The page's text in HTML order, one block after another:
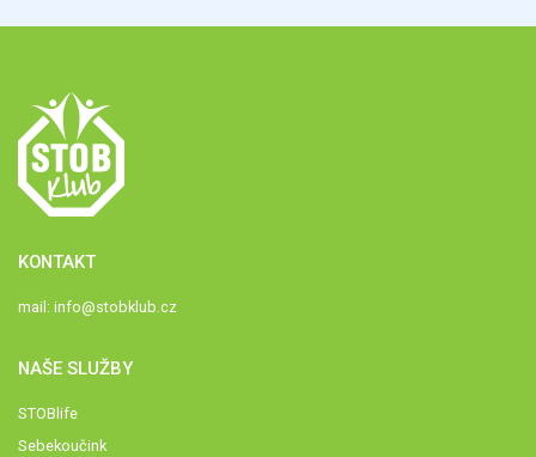
KONTAKT
mail: info@stobklub.cz
NAŠE SLUŽBY
STOBlife
Sebekoučink